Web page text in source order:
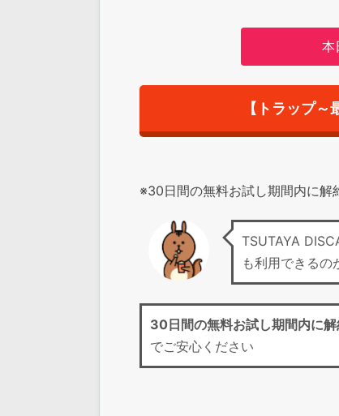
本
【トラップ
※30日間の無料お試し期間内に解
TSUTAYA
も利用できるの
30日間の無料お試し期間内に
でご安心ください